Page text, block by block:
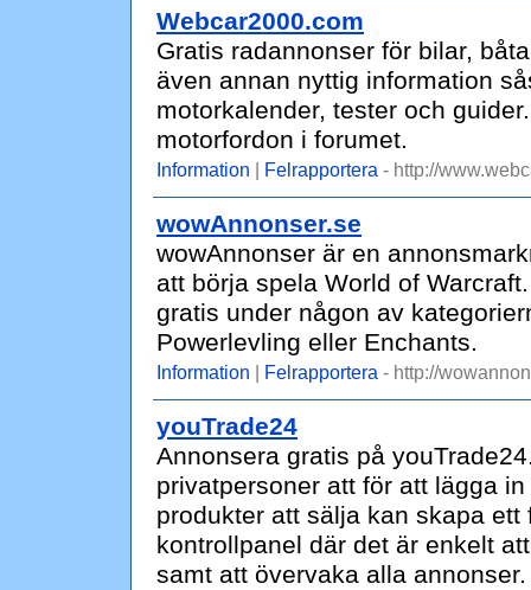
Webcar2000.com
Gratis radannonser för bilar,
även annan nyttig information
motorkalender, tester och
motorfordon i forumet.
Information | Felrapportera - http://
wowAnnonser.se
wowAnnonser är en
att börja spela World of
gratis under någon av
Powerlevling eller Enchants.
Information | Felrapportera - http://
youTrade24
Annonsera gratis på
privatpersoner att för att lägga
produkter att sälja kan skapa
kontrollpanel där det är enkelt
samt att övervaka alla annonser.